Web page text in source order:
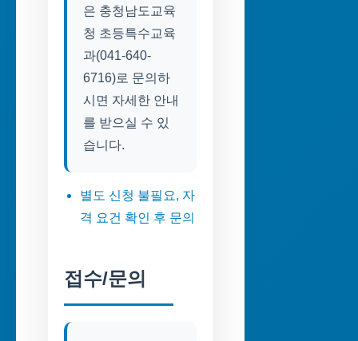
은 충청남도교육
청 초등특수교육
과(041-640-
6716)로 문의하
시면 자세한 안내
를 받으실 수 있
습니다.
별도 신청 불필요, 자
격 요건 확인 후 문의
접수/문의